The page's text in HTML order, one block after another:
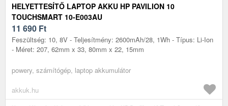
HELYETTESÍTŐ LAPTOP AKKU HP PAVILION 10
TOUCHSMART 10-E003AU
11 690 Ft
Feszültség: 10, 8V - Teljesítmény: 2600mAh/28, 1Wh - Típus: Li-Ion
- Méret: 207, 62mm x 33, 80mm x 22, 15mm
powery, számítógép, laptop akkumulátor
akkuk.hu